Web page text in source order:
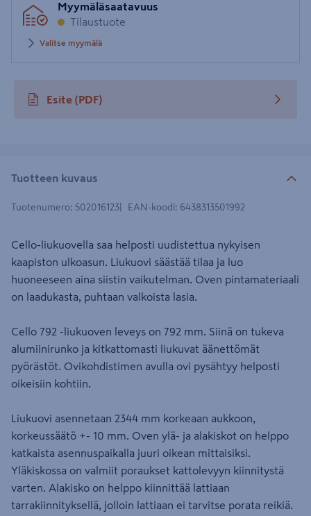
postinumero
Myymäläsaatavuus
Tilaustuote
Valitse myymälä
Esite (PDF)
avautuu uuteen välilehteen
Tuotteen kuvaus
Tuotenumero: 502016123 EAN-koodi: 6438313501992
Cello-liukuovella saa helposti uudistettua nykyisen
kaapiston ulkoasun. Liukuovi säästää tilaa ja luo
huoneeseen aina siistin vaikutelman. Oven pintamateriaali
on laadukasta, puhtaan valkoista lasia.
Cello 792 -liukuoven leveys on 792 mm. Siinä on tukeva
alumiinirunko ja kitkattomasti liukuvat äänettömät
pyörästöt. Ovikohdistimen avulla ovi pysähtyy helposti
oikeisiin kohtiin.
Liukuovi asennetaan 2344 mm korkeaan aukkoon,
korkeussäätö +- 10 mm. Oven ylä- ja alakiskot on helppo
katkaista asennuspaikalla juuri oikean mittaisiksi.
Yläkiskossa on valmiit poraukset kattolevyyn kiinnitystä
varten. Alakisko on helppo kiinnittää lattiaan
tarrakiinnityksellä, jolloin lattiaan ei tarvitse porata reikiä.